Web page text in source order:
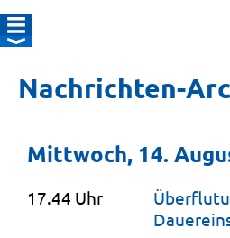
Nachrichten-
Mittwoch, 14.
17.44 Uhr